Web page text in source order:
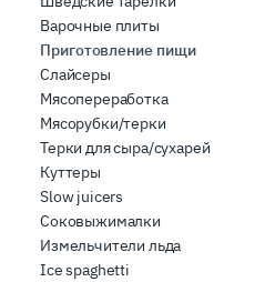
Варочные плиты
Приготовление пищи
Слайсеры
Мясопереработка
Мясорубки/терки
Терки для сыра/сухарей
Куттеры
Slow juicers
Соковыжималки
Измельчители льда
Ice spaghetti